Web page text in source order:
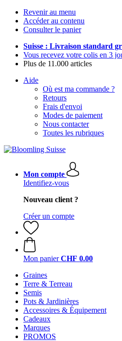
Revenir au menu
Accéder au contenu
Consulter le panier
Suisse : Livraison standard
Vous recevez votre colis en 3
Plus de 11.000 articles
Aide
Où est ma commande ?
Retours
Frais d'envoi
Modes de paiement
Nous contacter
Toutes les rubriques
Mon compte
Identifiez-vous
Nouveau client ?
Créer un compte
Mon panier CHF 0.00
Graines
Terre & Terreau
Semis
Pots & Jardinières
Accessoires & Équipement
Cadeaux
Marques
PROMOS